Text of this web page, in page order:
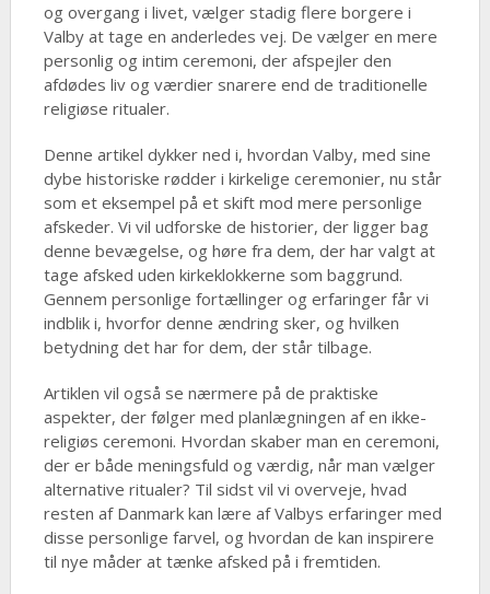
og overgang i livet, vælger stadig flere borgere i
Valby at tage en anderledes vej. De vælger en mere
personlig og intim ceremoni, der afspejler den
afdødes liv og værdier snarere end de traditionelle
religiøse ritualer.
Denne artikel dykker ned i, hvordan Valby, med sine
dybe historiske rødder i kirkelige ceremonier, nu står
som et eksempel på et skift mod mere personlige
afskeder. Vi vil udforske de historier, der ligger bag
denne bevægelse, og høre fra dem, der har valgt at
tage afsked uden kirkeklokkerne som baggrund.
Gennem personlige fortællinger og erfaringer får vi
indblik i, hvorfor denne ændring sker, og hvilken
betydning det har for dem, der står tilbage.
Artiklen vil også se nærmere på de praktiske
aspekter, der følger med planlægningen af en ikke-
religiøs ceremoni. Hvordan skaber man en ceremoni,
der er både meningsfuld og værdig, når man vælger
alternative ritualer? Til sidst vil vi overveje, hvad
resten af Danmark kan lære af Valbys erfaringer med
disse personlige farvel, og hvordan de kan inspirere
til nye måder at tænke afsked på i fremtiden.